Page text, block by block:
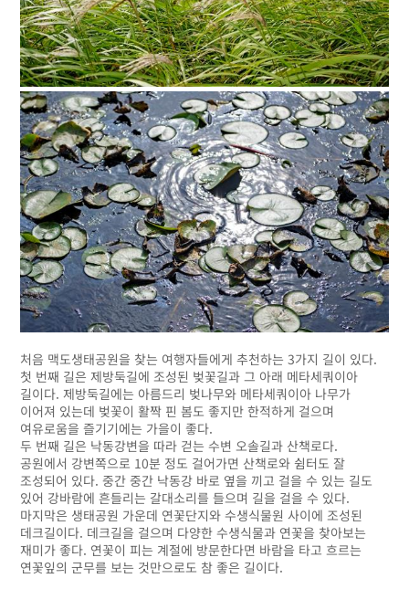
처음 맥도생태공원을 찾는 여행자들에게 추천하는 3가지 길이 있다.
첫 번째 길은 제방둑길에 조성된 벚꽃길과 그 아래 메타세쿼이아
길이다. 제방둑길에는 아름드리 벚나무와 메타세쿼이아 나무가
이어져 있는데 벚꽃이 활짝 핀 봄도 좋지만 한적하게 걸으며
여유로움을 즐기기에는 가을이 좋다.
두 번째 길은 낙동강변을 따라 걷는 수변 오솔길과 산책로다.
공원에서 강변쪽으로 10분 정도 걸어가면 산책로와 쉼터도 잘
조성되어 있다. 중간 중간 낙동강 바로 옆을 끼고 걸을 수 있는 길도
있어 강바람에 흔들리는 갈대소리를 들으며 길을 걸을 수 있다.
마지막은 생태공원 가운데 연꽃단지와 수생식물원 사이에 조성된
데크길이다. 데크길을 걸으며 다양한 수생식물과 연꽃을 찾아보는
재미가 좋다. 연꽃이 피는 계절에 방문한다면 바람을 타고 흐르는
연꽃잎의 군무를 보는 것만으로도 참 좋은 길이다.